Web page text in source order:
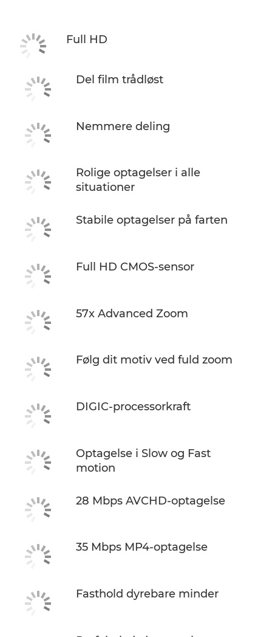
Full HD
Del film trådløst
Nemmere deling
Rolige optagelser i alle
situationer
Stabile optagelser på farten
Full HD CMOS-sensor
57x Advanced Zoom
Følg dit motiv ved fuld zoom
DIGIC-processorkraft
Optagelse i Slow og Fast
motion
28 Mbps AVCHD-optagelse
35 Mbps MP4-optagelse
Fasthold dyrebare minder